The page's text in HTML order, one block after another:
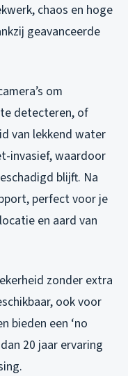
chaos en hoge
geavanceerde
om
detecteren, of
van lekkend water
invasief, waardoor
blijft. Na
perfect voor je
en aard van
zonder extra
ook voor
bieden een ‘no
20 jaar ervaring